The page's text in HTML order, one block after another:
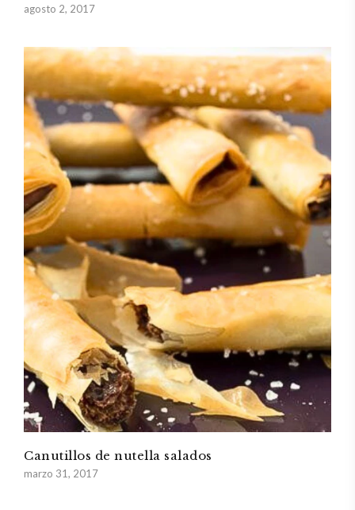
agosto 2, 2017
Canutillos de nutella salados
marzo 31, 2017